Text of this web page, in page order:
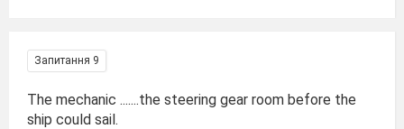
Запитання 9
The mechanic .......the steering gear room before the
ship could sail.